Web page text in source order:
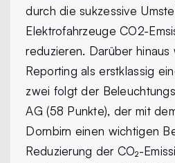
durch die sukzessive
Elektrofahrzeuge CO2-
reduzieren. Darüber hinaus
Reporting als erstklassig
zwei folgt der
AG (58 Punkte), der mit
Dornbirn einen wichtigen
Reduzierung der CO₂-